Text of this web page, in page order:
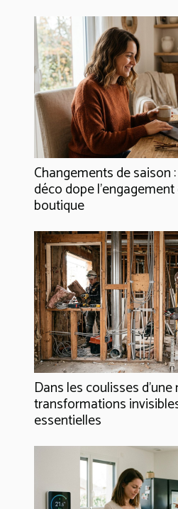
Changements de saison
déco dope
boutique
Dans les coulisses
transformations
essentielles